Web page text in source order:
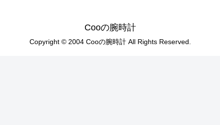
Cooの腕時計
Copyright © 2004 Cooの腕時計 All Rights Reserved.